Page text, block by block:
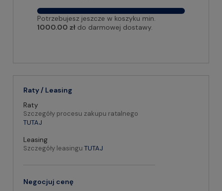
Potrzebujesz jeszcze w koszyku min.
1000.00 zł do darmowej dostawy.
Raty / Leasing
Raty
Szczegóły procesu zakupu ratalnego
TUTAJ
Leasing
Szczegóły leasingu TUTAJ
Negocjuj cenę